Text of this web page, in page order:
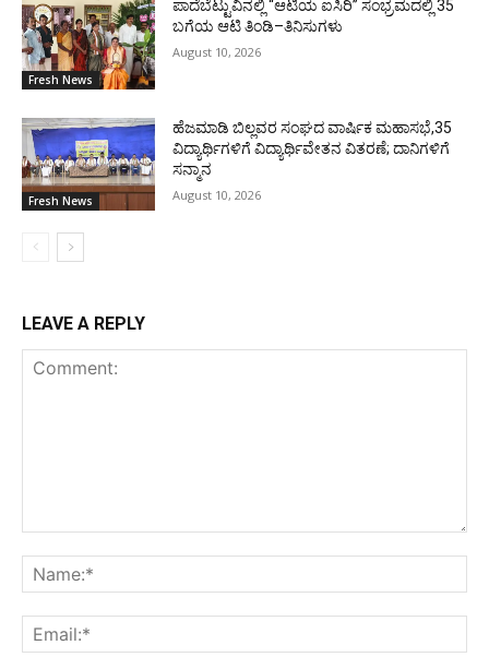
Fresh News
ಪಾದೆಬೆಟ್ಟುವಿನಲ್ಲಿ “ಆಟಿಯ ಐಸಿರಿ’’ ಸಂಭ್ರಮದಲ್ಲಿ 35
ಬಗೆಯ ಆಟಿ ತಿಂಡಿ–ತಿನಿಸುಗಳು
August 10, 2026
Fresh News
ಹೆಜಮಾಡಿ ಬಿಲ್ಲವರ ಸಂಘದ ವಾರ್ಷಿಕ ಮಹಾಸಭೆ,35
ವಿದ್ಯಾರ್ಥಿಗಳಿಗೆ ವಿದ್ಯಾರ್ಥಿವೇತನ ವಿತರಣೆ; ದಾನಿಗಳಿಗೆ
ಸನ್ಮಾನ
August 10, 2026
LEAVE A REPLY